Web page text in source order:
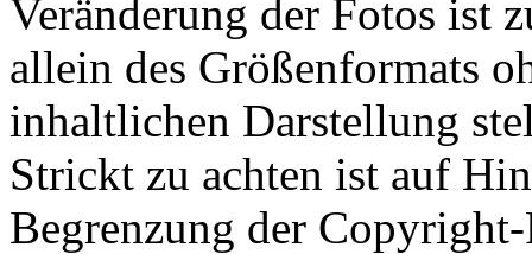
Veränderung der Fotos ist
allein des Größenformats
inhaltlichen Darstellung
Strickt zu achten ist auf
Begrenzung der Copyright-